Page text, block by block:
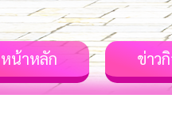
หน้าหลัก ข่าว